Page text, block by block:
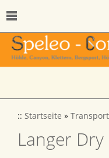
:: Startseite » Transport
Langer